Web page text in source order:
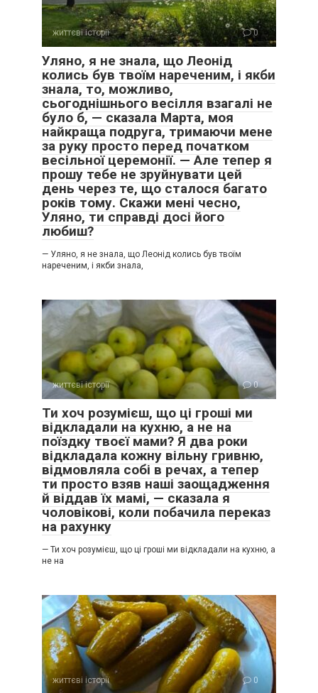
життєві історії 0
Уляно, я не знала, що Леонід
колись був твоїм нареченим, і якби
знала, то, можливо,
сьогоднішнього весілля взагалі не
було б, — сказала Марта, моя
найкраща подруга, тримаючи мене
за руку просто перед початком
весільної церемонії. — Але тепер я
прошу тебе не зруйнувати цей
день через те, що сталося багато
років тому. Скажи мені чесно,
Уляно, ти справді досі його
любиш?
— Уляно, я не знала, що Леонід колись був твоїм
нареченим, і якби знала,
життєві історії 0
Ти хоч розумієш, що ці гроші ми
відкладали на кухню, а не на
поїздку твоєї мами? Я два роки
відкладала кожну вільну гривню,
відмовляла собі в речах, а тепер
ти просто взяв наші заощадження
й віддав їх мамі, — сказала я
чоловікові, коли побачила переказ
на рахунку
— Ти хоч розумієш, що ці гроші ми відкладали на кухню, а
не на
життєві історії 0